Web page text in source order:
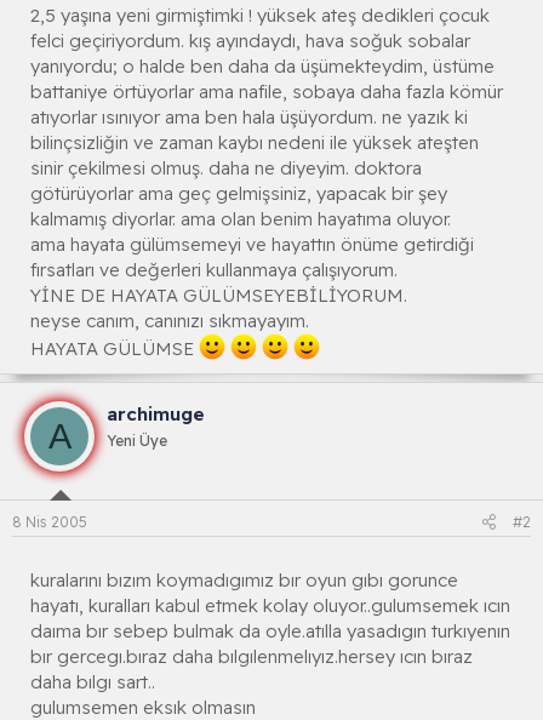
l
a
a
n
a
r
h
i
2,5 yaşına yeni girmiştimki ! yüksek ateş dedikleri çocuk
felci geçiriyordum. kış ayındaydı, hava soğuk sobalar
yanıyordu; o halde ben daha da üşümekteydim, üstüme
battaniye örtüyorlar ama nafile, sobaya daha fazla kömür
atıyorlar ısınıyor ama ben hala üşüyordum. ne yazık ki
bilinçsizliğin ve zaman kaybı nedeni ile yüksek ateşten
sinir çekilmesi olmuş. daha ne diyeyim. doktora
götürüyorlar ama geç gelmişsiniz, yapacak bir şey
kalmamış diyorlar. ama olan benim hayatıma oluyor.
ama hayata gülümsemeyi ve hayattın önüme getirdiği
fırsatları ve değerleri kullanmaya çalışıyorum.
YİNE DE HAYATA GÜLÜMSEYEBİLİYORUM.
neyse canım, canınızı sıkmayayım.
HAYATA GÜLÜMSE
A
archimuge
Yeni Üye
8 Nis 2005 #2
kuralarını bızım koymadıgımız bır oyun gıbı gorunce
hayatı, kuralları kabul etmek kolay oluyor..gulumsemek ıcın
daıma bır sebep bulmak da oyle.atılla yasadıgın turkıyenın
bır gercegı.bıraz daha bılgılenmelıyız.hersey ıcın bıraz
daha bılgı sart..
gulumsemen eksık olmasın